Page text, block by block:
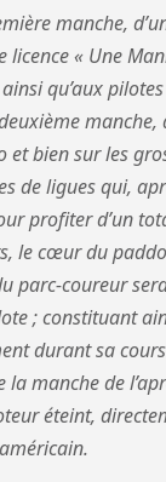
manche,
licence « Une
qu’aux
et bien sur les
de ligues qui,
profiter d’un
le cœur du
parc-coureur
; constituant
durant sa
la manche de
éteint,